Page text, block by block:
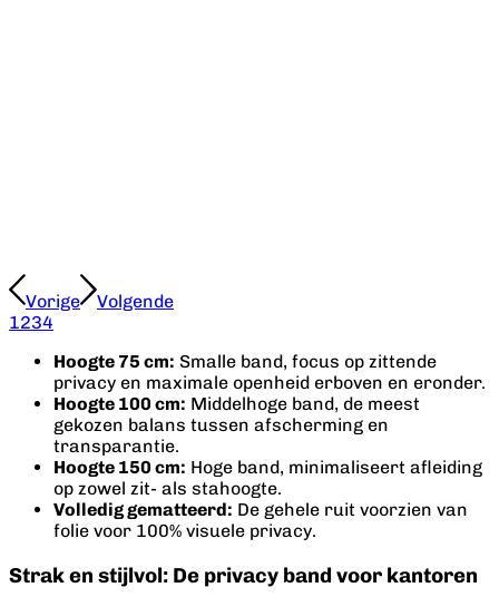
Vorige
Volgende
1234
Hoogte 75 cm: Smalle band, focus op zittende
privacy en maximale openheid erboven en eronder.
Hoogte 100 cm: Middelhoge band, de meest
gekozen balans tussen afscherming en
transparantie.
Hoogte 150 cm: Hoge band, minimaliseert afleiding
op zowel zit- als stahoogte.
Volledig gematteerd: De gehele ruit voorzien van
folie voor 100% visuele privacy.
Strak en stijlvol: De privacy band voor kantoren